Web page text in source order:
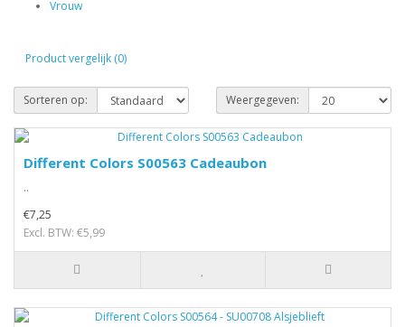
Vrouw
Product vergelijk (0)
Sorteren op: Weergegeven:
Different Colors S00563 Cadeaubon
..
€7,25
Excl. BTW: €5,99